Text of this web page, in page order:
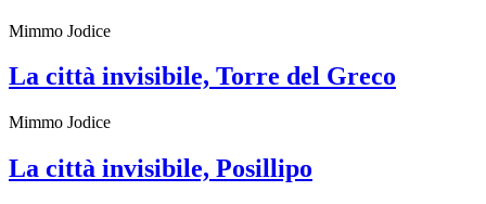
Mimmo Jodice
La città invisibile, Torre del Greco
Mimmo Jodice
La città invisibile, Posillipo